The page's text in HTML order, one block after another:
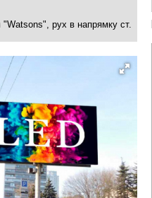
"Watsons", рух в напрямку ст.